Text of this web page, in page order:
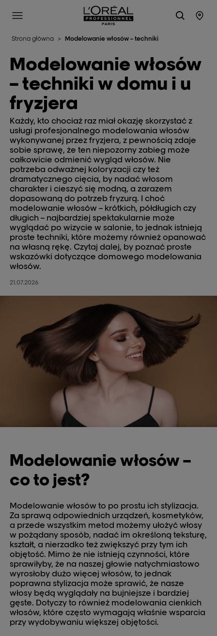
L'Oréal Professionnel Paris
Site Menu
Strona główna > Modelowanie włosów – techniki
Modelowanie włosów
– techniki w domu i u
fryzjera
Każdy, kto chociaż raz miał okazję skorzystać z
usługi profesjonalnego modelowania włosów
wykonywanej przez fryzjera, z pewnością zdaje
sobie sprawę, że ten niepozorny zabieg może
całkowicie odmienić wygląd włosów. Nie
potrzeba odważnej koloryzacji czy też
dramatycznego cięcia, by nadać włosom
charakter i cieszyć się modną, a zarazem
dopasowaną do potrzeb fryzurą. I choć
modelowanie włosów – krótkich, półdługich czy
długich – najbardziej spektakularnie może
wyglądać po wizycie w salonie, to jednak istnieją
proste techniki, które możemy również opanować
na własną rękę. Czytaj dalej, by poznać proste
wskazówki dotyczące domowego modelowania
włosów.
21.07.2026
Modelowanie włosów –
co to jest?
Modelowanie włosów to po prostu ich stylizacja.
Za sprawą odpowiednich urządzeń, kosmetyków,
a przede wszystkim metod możemy ułożyć włosy
w pożądany sposób, nadać im określoną teksturę,
kształt, a nierzadko też zwiększyć przy tym ich
objętość. Mimo że nie istnieją czynności, które
sprawiłyby, że na naszej głowie natychmiastowo
wyrosłoby dużo więcej włosów, to jednak
poprawna stylizacja może sprawić, że nasze
włosy będą wyglądały na bujniejsze i bardziej
gęste. Dotyczy to również modelowania cienkich
włosów, które często wymagają właśnie wsparcia
przy wydobywaniu większej objętości.